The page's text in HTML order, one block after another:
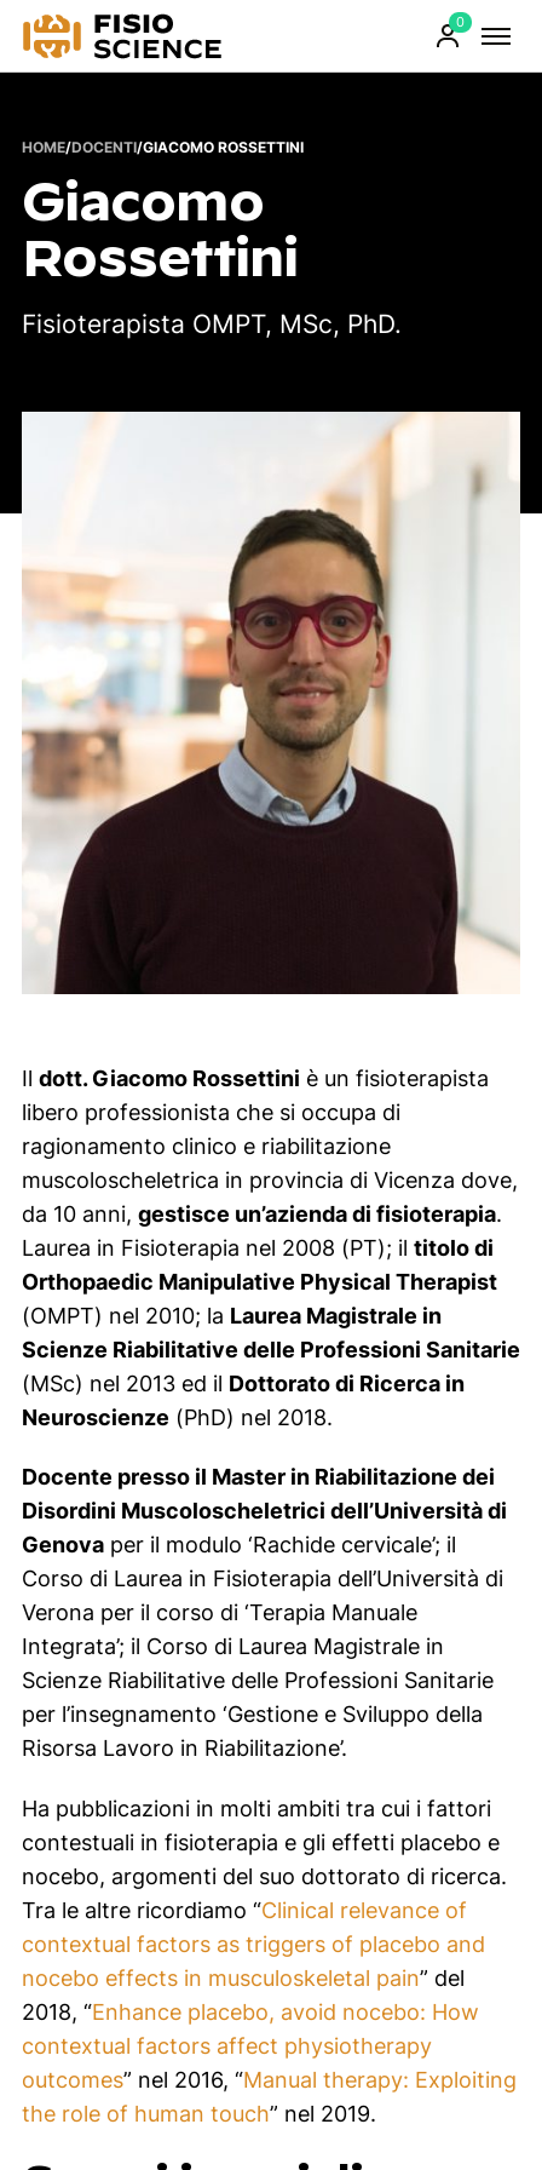
0
Prodotti
HOME/DOCENTI/GIACOMO ROSSETTINI
Giacomo
Rossettini
Fisioterapista OMPT, MSc, PhD.
Il dott. Giacomo Rossettini è un fisioterapista
libero professionista che si occupa di
ragionamento clinico e riabilitazione
muscoloscheletrica in provincia di Vicenza dove,
da 10 anni, gestisce un’azienda di fisioterapia.
Laurea in Fisioterapia nel 2008 (PT); il titolo di
Orthopaedic Manipulative Physical Therapist
(OMPT) nel 2010; la Laurea Magistrale in
Scienze Riabilitative delle Professioni Sanitarie
(MSc) nel 2013 ed il Dottorato di Ricerca in
Neuroscienze (PhD) nel 2018.
Docente presso il Master in Riabilitazione dei
Disordini Muscoloscheletrici dell’Università di
Genovaper il modulo ‘Rachide cervicale’; il
Corso di Laurea in Fisioterapia dell’Università di
Verona per il corso di ‘Terapia Manuale
Integrata’; il Corso di Laurea Magistrale in
Scienze Riabilitative delle Professioni Sanitarie
per l’insegnamento ‘Gestione e Sviluppo della
Risorsa Lavoro in Riabilitazione’.
Ha pubblicazioni in molti ambiti tra cui i fattori
contestuali in fisioterapia e gli effetti placebo e
nocebo, argomenti del suo dottorato di ricerca.
Tra le altre ricordiamo “Clinical relevance of
contextual factors as triggers of placebo and
nocebo effects in musculoskeletal pain” del
2018, “Enhance placebo, avoid nocebo: How
contextual factors affect physiotherapy
outcomes” nel 2016, “Manual therapy: Exploiting
the role of human touch” nel 2019.